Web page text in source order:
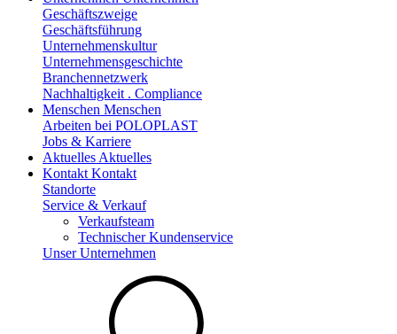
Geschäftszweige
Geschäftsführung
Unternehmenskultur
Unternehmensgeschichte
Branchennetzwerk
Nachhaltigkeit . Compliance
Menschen Menschen
Arbeiten bei POLOPLAST
Jobs & Karriere
Aktuelles Aktuelles
Kontakt Kontakt
Standorte
Service & Verkauf
Verkaufsteam
Technischer Kundenservice
Unser Unternehmen